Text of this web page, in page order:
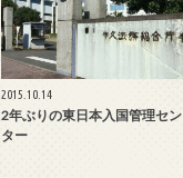
2015.10.14
2年ぶりの東日本入国管理セン
ター